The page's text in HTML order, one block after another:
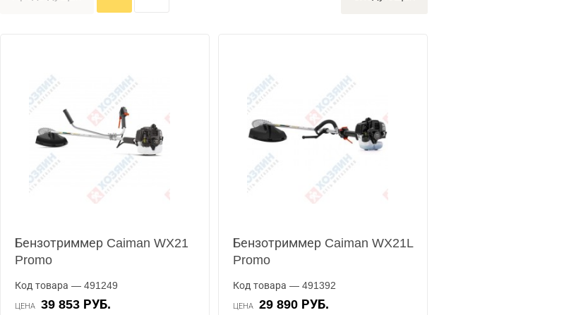
Бензотриммер Caiman WX21
Promo
Код товара — 491249
ЦЕНА 39 853 РУБ.
Бензотриммер Caiman WX21L
Promo
Код товара — 491392
ЦЕНА 29 890 РУБ.